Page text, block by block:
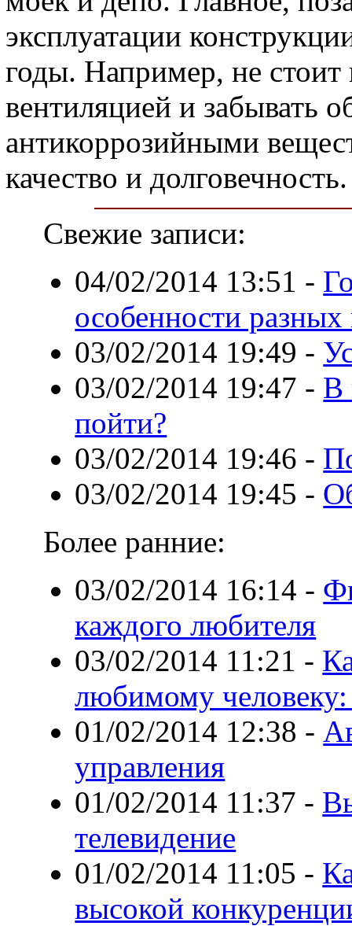
эксплуатации
годы. Например, не стоит
вентиляцией и забывать
антикоррозийными
качество и долговечность.
Свежие записи:
04/02/2014 13:51 -
особенности разных
03/02/2014 19:49 -
03/02/2014 19:47 - В
пойти?
03/02/2014 19:46 -
03/02/2014 19:45 -
Более ранние:
03/02/2014 16:14 -
каждого любителя
03/02/2014 11:21 -
любимому человеку:
01/02/2014 12:38 -
управления
01/02/2014 11:37 -
телевидение
01/02/2014 11:05 -
высокой